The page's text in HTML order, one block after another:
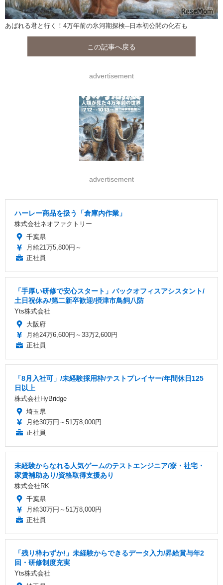
あばれる君と行く！4万年前の氷河期探検─日本初公開の化石も
この記事へ戻る
advertisement
advertisement
ハーレー商品を扱う「倉庫内作業」
株式会社ネオファクトリー
千葉県
月給21万5,800円～
正社員
「手厚い研修で安心スタート」バックオフィスアシスタント/
土日祝休み/第二新卒歓迎/摂津市鳥飼八防
Yts株式会社
大阪府
月給24万6,600円～33万2,600円
正社員
「8月入社可」/未経験採用枠/テストプレイヤー/年間休日125
日以上
株式会社HyBridge
埼玉県
月給30万円～51万8,000円
正社員
未経験からなれる人気ゲームのテストエンジニア/寮・社宅・
家賃補助あり/資格取得支援あり
株式会社RK
千葉県
月給30万円～51万8,000円
正社員
「残り枠わずか!」未経験からできるデータ入力/昇給賞与年2
回・研修制度充実
Yts株式会社